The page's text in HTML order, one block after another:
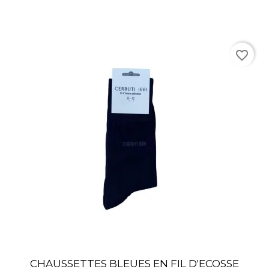
CHAUSSETTES BLEUES EN FIL D'ECOSSE
favorite_border